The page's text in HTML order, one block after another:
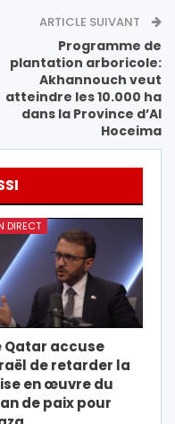
ARTICLE SUIVANT
Programme de
plantation arboricole:
Akhannouch veut
atteindre les 10.000 ha
dans la Province d’Al
Hoceima
DIRECT
Qatar accuse
de retarder la
en œuvre du
de paix pour